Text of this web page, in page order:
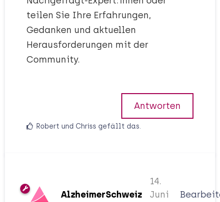
teilen Sie Ihre Erfahrungen,
Gedanken und aktuellen
Herausforderungen mit der
Community.
Antworten
Robert und Chriss gefällt das.
AlzheimerSchweiz
14.
Juni